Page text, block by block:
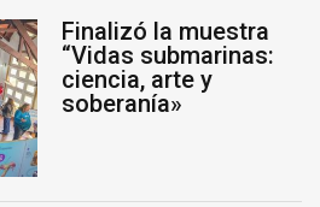
Finalizó la muestra
“Vidas submarinas:
ciencia, arte y
soberanía»